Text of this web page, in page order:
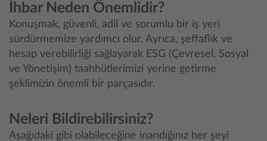
İhbar Neden Önemlidir?
Konuşmak, güvenli, adil ve sorumlu bir iş yeri
sürdürmemize yardımcı olur. Ayrıca, şeffaflık ve
hesap verebilirliği sağlayarak ESG (Çevresel, Sosyal
ve Yönetişim) taahhütlerimizi yerine getirme
şeklimizin önemli bir parçasıdır.
Neleri Bildirebilirsiniz?
Aşağıdaki gibi olabileceğine inandığınız her şeyi